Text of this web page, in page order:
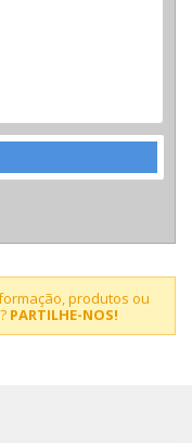
produtos ou
PARTILHE-NOS!